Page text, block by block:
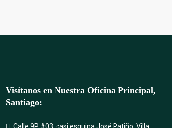
Visítanos en Nuestra Oficina Principal,
Santiago:
Calle 9P #03, casi esquina José Patiño, Villa